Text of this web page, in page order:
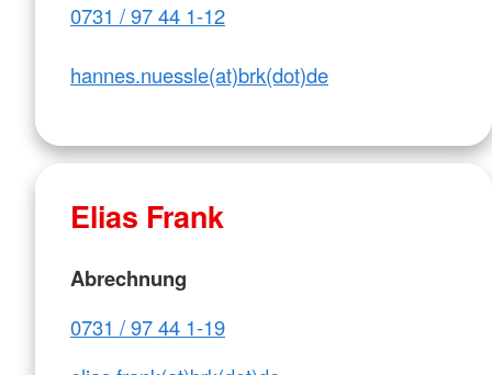
0731 / 97 44 1-12
hannes.nuessle(at)brk(dot)de
Elias Frank
Abrechnung
0731 / 97 44 1-19